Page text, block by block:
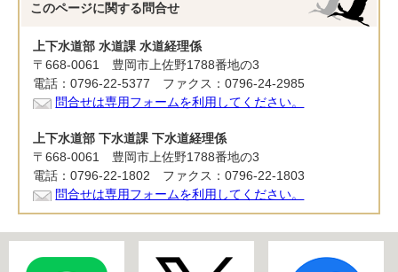
このページに関する 問合せ
上下水道部 水道課 水道経理係
〒668-0061 豊岡市上佐野1788番地の3
電話：0796-22-5377 ファクス：0796-24-2985
問合せは専用フォームを利用してください。
上下水道部 下水道課 下水道経理係
〒668-0061 豊岡市上佐野1788番地の3
電話：0796-22-1802 ファクス：0796-22-1803
問合せは専用フォームを利用してください。